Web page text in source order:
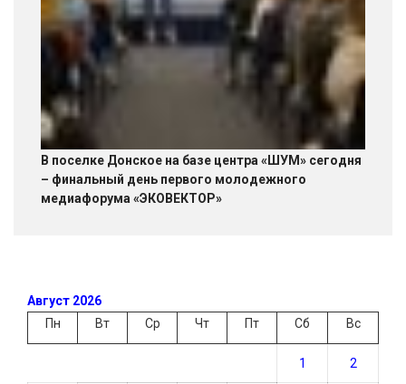
В поселке Донское на базе центра «ШУМ» сегодня
– финальный день первого молодежного
медиафорума «ЭКОВЕКТОР»
Август 2026
Пн
Вт Ср Чт Пт Сб Вс
1 2